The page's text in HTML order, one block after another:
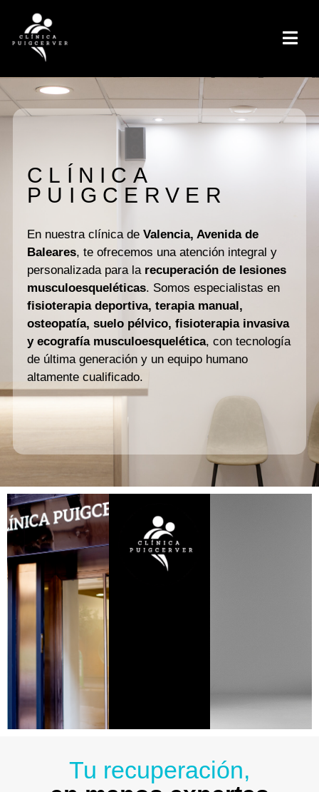
CLÍNICA
PUIGCERVER
En nuestra clínica de Valencia, Avenida de
Baleares, te ofrecemos una atención integral y
personalizada para la recuperación de lesiones
musculoesqueléticas. Somos especialistas en
fisioterapia deportiva, terapia manual,
osteopatía, suelo pélvico, fisioterapia invasiva
y ecografía musculoesquelética, con tecnología
de última generación y un equipo humano
altamente cualificado.
Tu recuperación,